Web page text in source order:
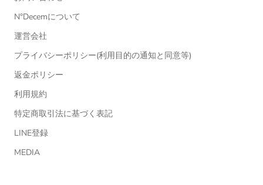
N°Decemについて
運営会社
プライバシーポリシー(利用目的の通知と同意等)
返金ポリシー
利用規約
特定商取引法に基づく表記
LINE登録
MEDIA